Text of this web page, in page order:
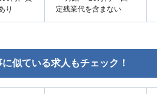
り
定残業代を含まない
似ている求人もチェック！